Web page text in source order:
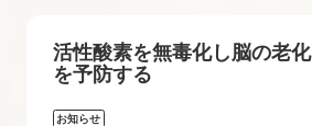
活性酸素を無毒化し脳の老化
を予防する
お知らせ